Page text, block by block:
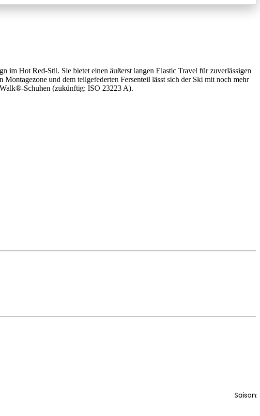
Hot Red-Stil. Sie bietet einen äußerst langen Elastic Travel für zuverlässigen
und dem teilgefederten Fersenteil lässt sich der Ski mit noch mehr
Schuhen (zukünftig: ISO 23223 A).
Saison: